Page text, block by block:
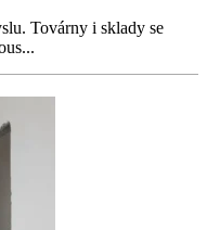
Továrny i sklady se